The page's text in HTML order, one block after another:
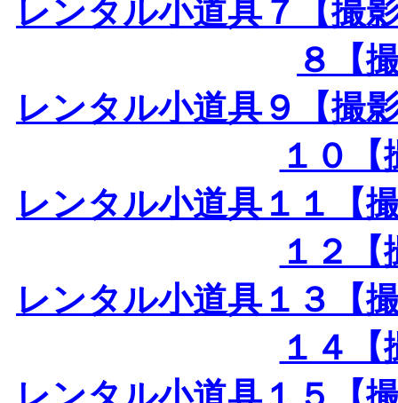
レンタル小道具７【撮
８【
レンタル小道具９【撮
１０
レンタル小道具１１【
１２
レンタル小道具１３【
１４